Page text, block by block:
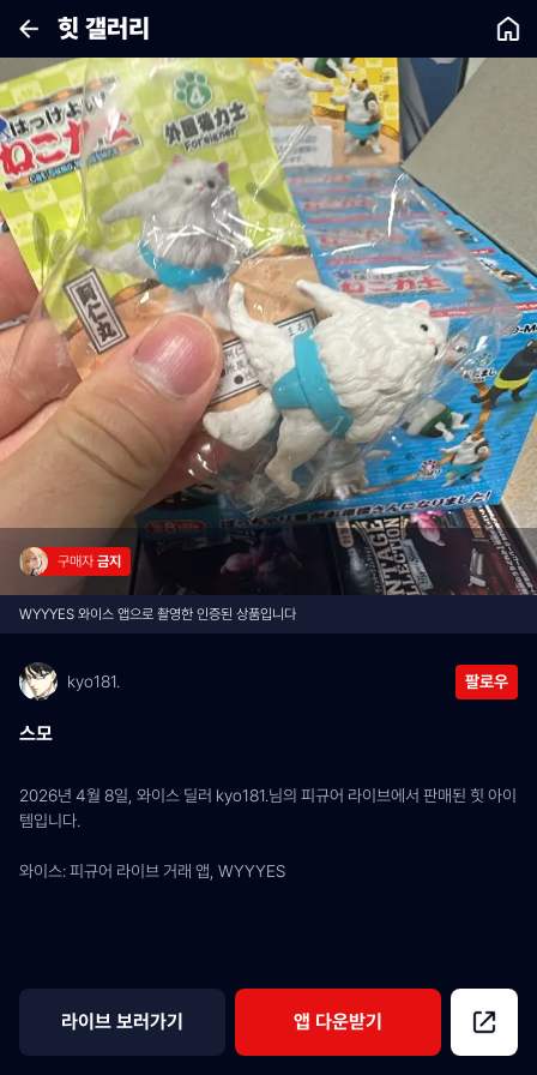
힛 갤러리
구매자 금지
WYYYES 와이스 앱으로 촬영한 인증된 상품입니다
kyo181. 팔로우
스모
2026년 4월 8일, 와이스 딜러 kyo181.님의 피규어 라이브에서 판매된 힛 아이
템입니다.
와이스: 피규어 라이브 거래 앱, WYYYES
라이브 보러가기 앱 다운받기